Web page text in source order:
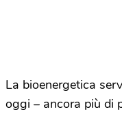
La bioenergetica
oggi – ancora più di